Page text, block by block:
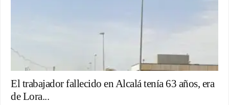
El trabajador fallecido en Alcalá tenía 63 años, era
de Lora...